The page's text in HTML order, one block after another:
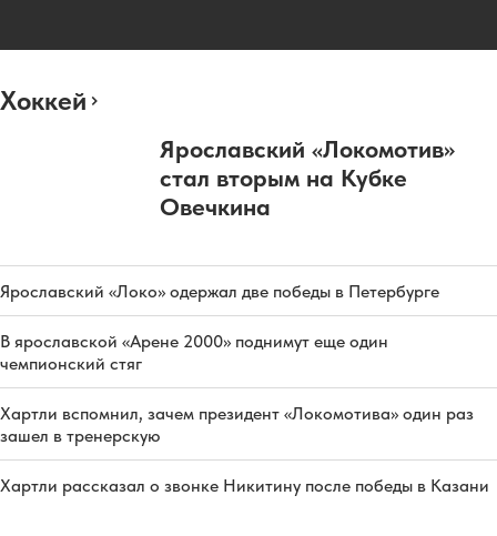
Хоккей
Ярославский «Локомотив»
стал вторым на Кубке
Овечкина
Ярославский «Локо» одержал две победы в Петербурге
В ярославской «Арене 2000» поднимут еще один
чемпионский стяг
Хартли вспомнил, зачем президент «Локомотива» один раз
зашел в тренерскую
Хартли рассказал о звонке Никитину после победы в Казани